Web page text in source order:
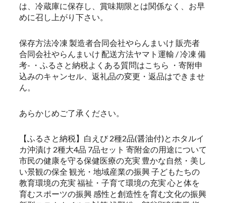
は、冷蔵庫に保存し、賞味期限とは関係なく、お早
めに召し上がり下さい。
保存方法冷凍 製造者合同会社やらんまいけ 販売者
合同会社やらんまいけ 配送方法ヤマト運輸 / 冷凍 備
考- ・ふるさと納税よくある質問はこちら ・寄附申
込みのキャンセル、返礼品の変更・返品はできませ
ん。
あらかじめご了承ください。
【ふるさと納税】白えび 2種2品(醤油付)とホタルイ
カ沖漬け 2種大4品 7品セット 寄附金の用途について
市民の健康を守る保健医療の充実 豊かな自然・美し
い景観の保全 観光・地域産業の振興 子どもたちの
教育環境の充実 福祉・子育て環境の充実 心と体を
育むスポーツの振興 感性と創造性を育む文化の振興